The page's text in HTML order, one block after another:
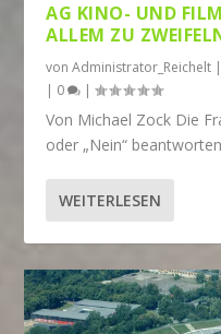
AG KINO- UND
ALLEM ZU
vonAdministrator_Reichelt |
| 0 |
Von Michael Zock Die
oder „Nein“
WEITERLESEN